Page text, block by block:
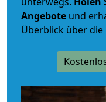
Angebote und
Überblick über